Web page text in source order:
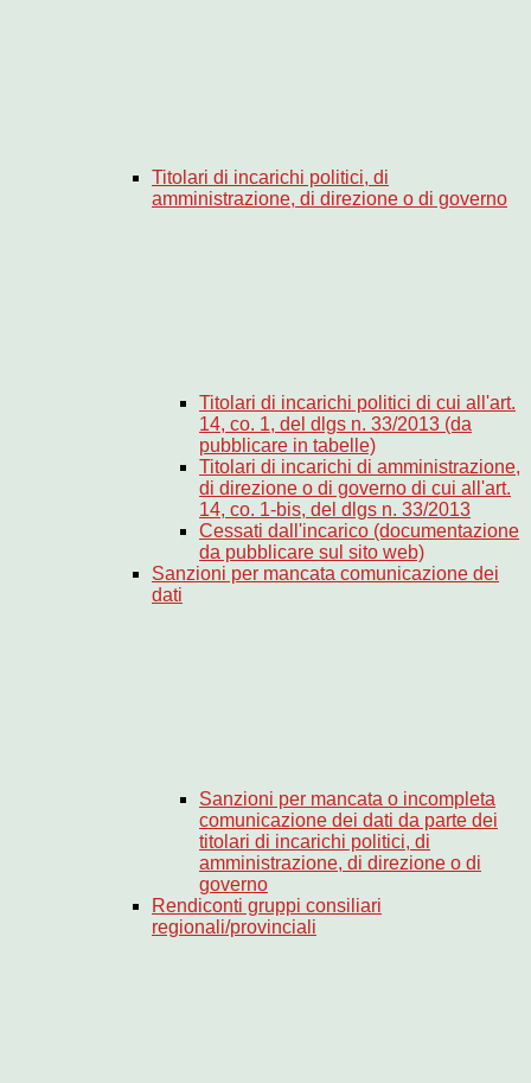
Titolari di incarichi politici, di
amministrazione, di direzione o di governo
Titolari di incarichi politici di cui all'art.
14, co. 1, del dlgs n. 33/2013 (da
pubblicare in tabelle)
Titolari di incarichi di amministrazione,
di direzione o di governo di cui all'art.
14, co. 1-bis, del dlgs n. 33/2013
Cessati dall'incarico (documentazione
da pubblicare sul sito web)
Sanzioni per mancata comunicazione dei
dati
Sanzioni per mancata o incompleta
comunicazione dei dati da parte dei
titolari di incarichi politici, di
amministrazione, di direzione o di
governo
Rendiconti gruppi consiliari
regionali/provinciali